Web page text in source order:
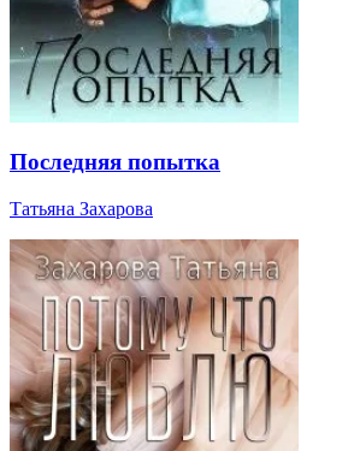
Последняя попытка
Татьяна Захарова